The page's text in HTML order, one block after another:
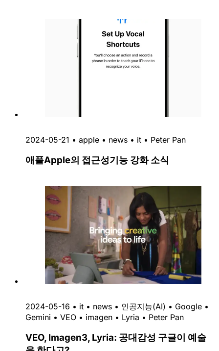
2024-05-21 • apple • news • it • Peter Pan
애플Apple의 접근성기능 강화 소식
2024-05-16 • it • news • 인공지능(AI) • Google •
Gemini • VEO • imagen • Lyria • Peter Pan
VEO, Imagen3, Lyria: 공대감성 구글이 예술